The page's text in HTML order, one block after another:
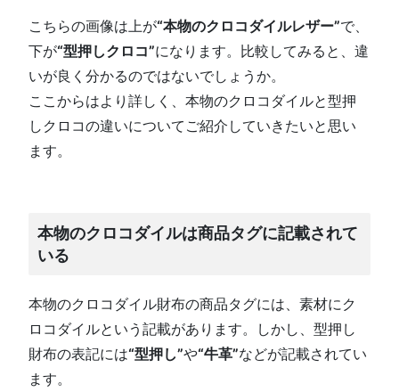
こちらの画像は上が“本物のクロコダイルレザー”で、
下が“型押しクロコ”になります。比較してみると、違
いが良く分かるのではないでしょうか。
ここからはより詳しく、本物のクロコダイルと型押
しクロコの違いについてご紹介していきたいと思い
ます。
本物のクロコダイルは商品タグに記載されて
いる
本物のクロコダイル財布の商品タグには、素材にク
ロコダイルという記載があります。しかし、型押し
財布の表記には“型押し”や“牛革”などが記載されてい
ます。